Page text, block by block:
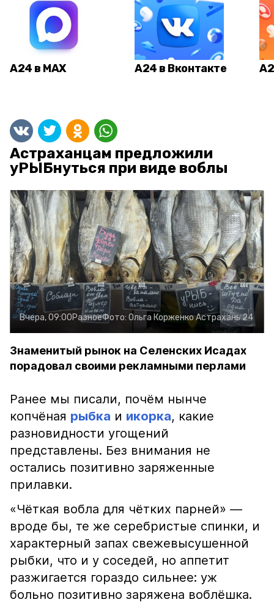
А24 в MAX А24 в Вконтакте
Астраханцам предложили
уРЫБнуться при виде воблы
Вчера, 09:00РазноеФото: Ольга КорженкоАстрахань 24
Знаменитый рынок на Селенских Исадах
порадовал своими рекламными перлами
Ранее мы писали, почём нынче
копчёная рыбка и икорка, какие
разновидности угощений
представлены. Без внимания не
остались позитивно заряженные
прилавки.
«Чёткая вобла для чётких парней» —
вроде бы, те же серебристые спинки, и
характерный запах свежевысушенной
рыбки, что и у соседей, но аппетит
разжигается гораздо сильнее: уж
больно позитивно заряжена воблёшка.